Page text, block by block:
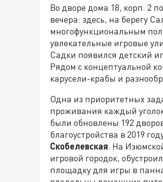
Во дворе дома 18, корп. 2
вечера: здесь, на берегу
многофункциональным
увлекательные игровые
Садки появился детский
Рядом с концептуальной
карусели-крабы и
Одна из приоритетных
проживания каждый
были обновлены 192
благоустройства в 2019
Скобелевская. На
игровой городок,
площадку для игры в